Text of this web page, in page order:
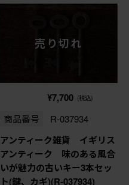
売り切れ
¥7,700 (税込)
商品番号 R-037934
アンティーク雑貨 イギリス
アンティーク 味のある風合
いが魅力の古いキー3本セッ
ト(鍵、カギ)(R-037934)